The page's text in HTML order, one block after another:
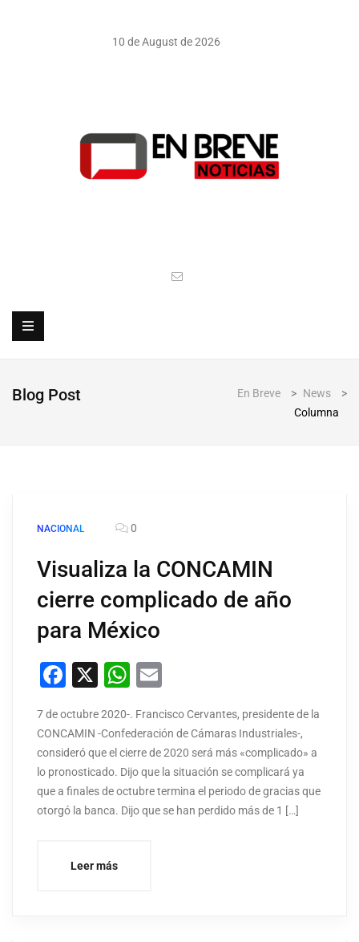
10 de August de 2026
Blog Post En Breve > News
>
Columna
NACIONAL 0
Visualiza la CONCAMIN
cierre complicado de año
para México
Facebook
X WhatsApp
7 de octubre 2020-. Francisco Cervantes, presidente de la
CONCAMIN -Confederación de Cámaras Industriales-,
consideró que el cierre de 2020 será más «complicado» a
lo pronosticado. Dijo que la situación se complicará ya
que a finales de octubre termina el periodo de gracias que
otorgó la banca. Dijo que se han perdido más de 1 […]
Leer más